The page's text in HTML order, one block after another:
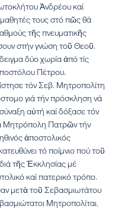
Ἀνδρέου καί
τους στό πῶς θά
τῆς πνευματικῆς
στήν γνώση τοῦ Θεοῦ.
δύο χωρία ἀπό τίς
Πέτρου.
τόν Σεβ. Μητροπολίτη
γιά τήν πρόσκληση νά
αὐτή καί δόξασε τόν
Μητρόπολη Πατρῶν τήν
ἀποστολικός
τό ποίμνιο πού τοῦ
τῆς Ἐκκλησίας μέ
καί πατερικό τρόπο.
μετὰ τοῦ Σεβασμιωτάτου
Μητροπολίται,